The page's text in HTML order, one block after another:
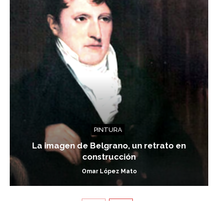
PINTURA
La imagen de Belgrano, un retrato en
construcción
Omar López Mato